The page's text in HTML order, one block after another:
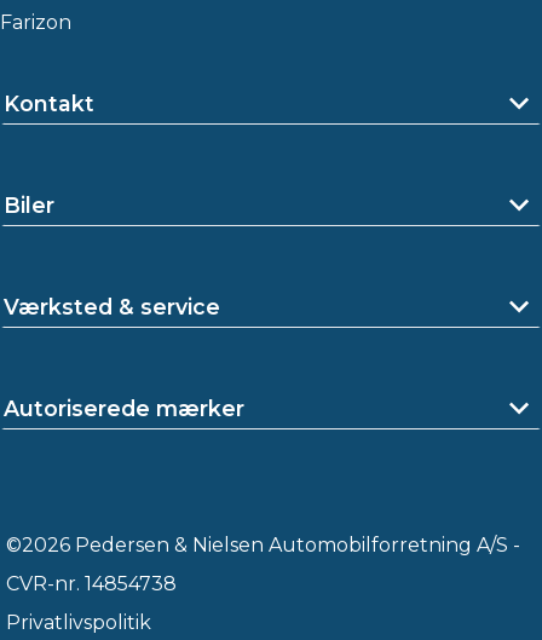
Farizon
Kontakt
Biler
Værksted & service
Autoriserede mærker
©2026 Pedersen & Nielsen Automobilforretning A/S -
CVR-nr. 14854738
Privatlivspolitik